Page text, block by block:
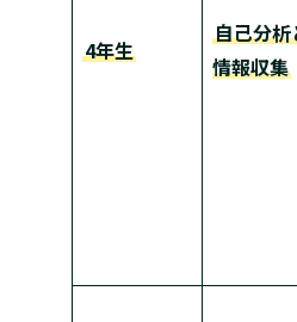
4年生
自己分析
情報収集